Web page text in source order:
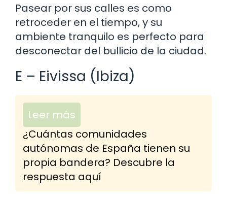
Pasear por sus calles es como
retroceder en el tiempo, y su
ambiente tranquilo es perfecto para
desconectar del bullicio de la ciudad.
E – Eivissa (Ibiza)
Leer más
¿Cuántas comunidades
autónomas de España tienen su
propia bandera? Descubre la
respuesta aquí